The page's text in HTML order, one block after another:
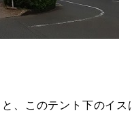
、このテント下のイス